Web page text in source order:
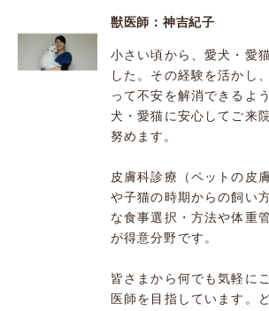
獣医師：神吉紀子
小さい頃から、愛犬・愛
した。その経験を活かし
って不安を解消できるよ
犬・愛猫に安心してご来
努めます。
皮膚科診療（ペットの皮
や子猫の時期からの飼い
な食事選択・方法や体重
が得意分野です。
皆さまから何でも気軽に
医師を目指しています。